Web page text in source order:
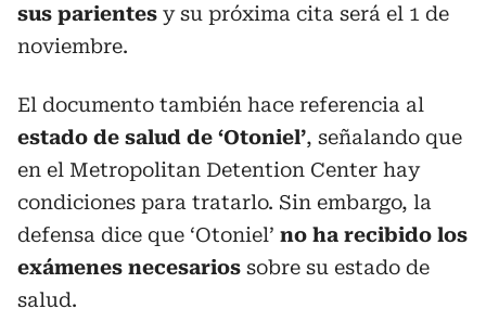
sus parientes y su próxima cita será el 1 de
noviembre.
El documento también hace referencia al
estado de salud de ‘Otoniel’, señalando que
en el Metropolitan Detention Center hay
condiciones para tratarlo. Sin embargo, la
defensa dice que ‘Otoniel’ no ha recibido los
exámenes necesarios sobre su estado de
salud.